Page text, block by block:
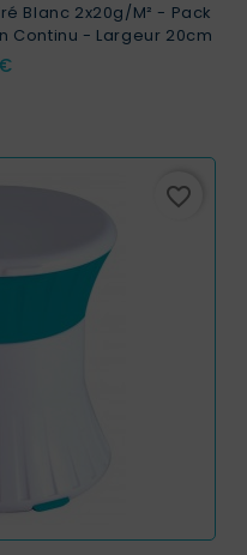
Blanc 2x20g/m² - Pack
Continu - Largeur 20cm
favorite_border